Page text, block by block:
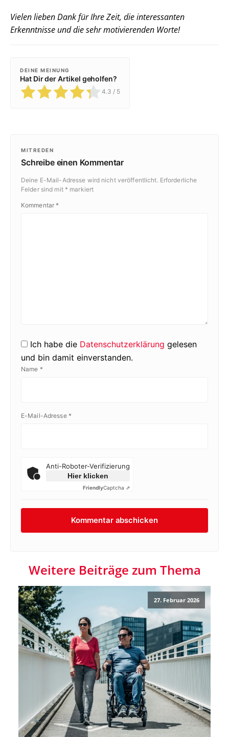
Vielen lieben Dank für Ihre Zeit, die interessanten
Erkenntnisse und die sehr motivierenden Worte!
DEINE MEINUNG
Hat Dir der Artikel geholfen?
4.3 / 5
MITREDEN
Schreibe einen Kommentar
Deine E-Mail-Adresse wird nicht veröffentlicht. Erforderliche
Felder sind mit * markiert
Kommentar *
Ich habe die Datenschutzerklärung gelesen
und bin damit einverstanden.
Name *
E-Mail-Adresse *
Anti-Roboter-Verifizierung
Hier klicken
FriendlyCaptcha ⇗
Weitere Beiträge zum Thema
27. Februar 2026